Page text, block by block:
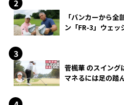
「バンカーから
ン「FR-3」ウェッ
菅楓華 のスイング
マネるには足の踏